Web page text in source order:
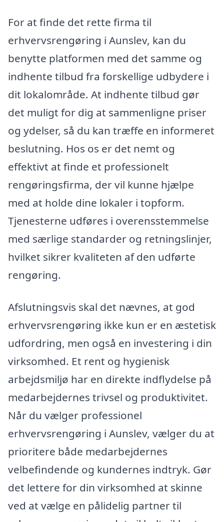
For at finde det rette firma til
erhvervsrengøring i Aunslev, kan du
benytte platformen med det samme og
indhente tilbud fra forskellige udbydere i
dit lokalområde. At indhente tilbud gør
det muligt for dig at sammenligne priser
og ydelser, så du kan træffe en informeret
beslutning. Hos os er det nemt og
effektivt at finde et professionelt
rengøringsfirma, der vil kunne hjælpe
med at holde dine lokaler i topform.
Tjenesterne udføres i overensstemmelse
med særlige standarder og retningslinjer,
hvilket sikrer kvaliteten af den udførte
rengøring.
Afslutningsvis skal det nævnes, at god
erhvervsrengøring ikke kun er en æstetisk
udfordring, men også en investering i din
virksomhed. Et rent og hygienisk
arbejdsmiljø har en direkte indflydelse på
medarbejdernes trivsel og produktivitet.
Når du vælger professionel
erhvervsrengøring i Aunslev, vælger du at
prioritere både medarbejdernes
velbefindende og kundernes indtryk. Gør
det lettere for din virksomhed at skinne
ved at vælge en pålidelig partner til